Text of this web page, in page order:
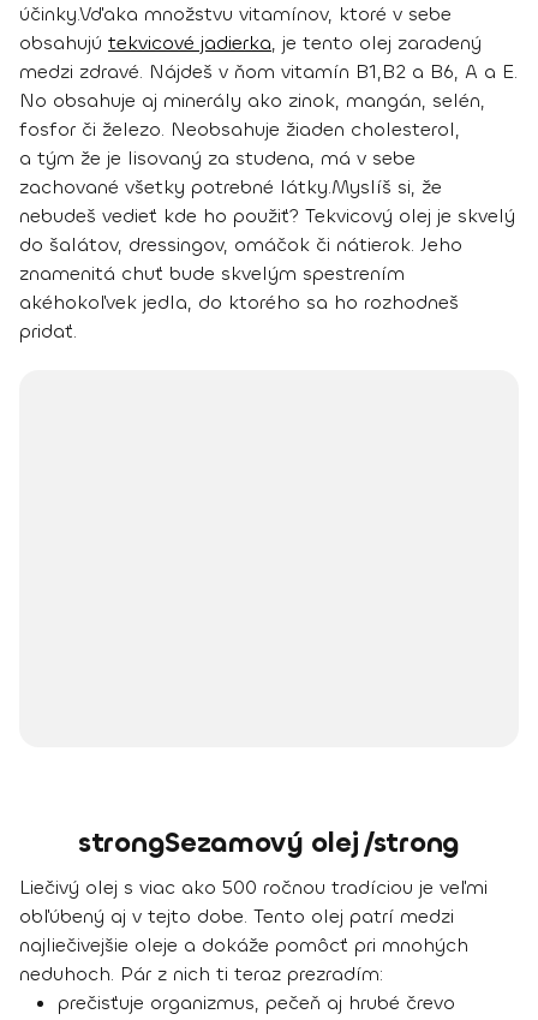
účinky.Vďaka množstvu vitamínov, ktoré v sebe
obsahujú tekvicové jadierka, je tento olej zaradený
medzi zdravé. Nájdeš v ňom vitamín B1,B2 a B6, A a E.
No obsahuje aj minerály ako zinok, mangán, selén,
fosfor či železo. Neobsahuje žiaden cholesterol,
a tým že je lisovaný za studena, má v sebe
zachované všetky potrebné látky.Myslíš si, že
nebudeš vedieť kde ho použiť? Tekvicový olej je skvelý
do šalátov, dressingov, omáčok či nátierok. Jeho
znamenitá chuť bude skvelým spestrením
akéhokoľvek jedla, do ktorého sa ho rozhodneš
pridať.
strongSezamový olej /strong
Liečivý olej s viac ako 500 ročnou tradíciou je veľmi
obľúbený aj v tejto dobe. Tento olej patrí medzi
najliečivejšie oleje a dokáže pomôcť pri mnohých
neduhoch. Pár z nich ti teraz prezradím:
prečisťuje organizmus, pečeň aj hrubé črevo